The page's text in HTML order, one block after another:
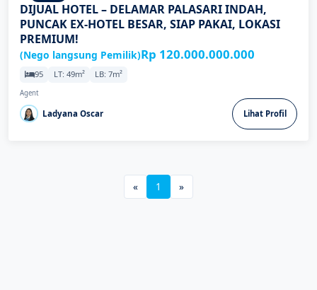
DIJUAL HOTEL – DELAMAR PALASARI INDAH,
PUNCAK EX-HOTEL BESAR, SIAP PAKAI, LOKASI
PREMIUM!
(Nego langsung Pemilik)Rp 120.000.000.000
95 LT: 49m² LB: 7m²
Agent
Ladyana Oscar Lihat Profil
« 1 »